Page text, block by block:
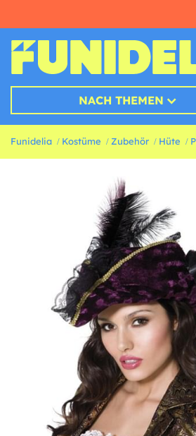
NACH THEMEN
Funidelia Kostüme Zubehör Hüte